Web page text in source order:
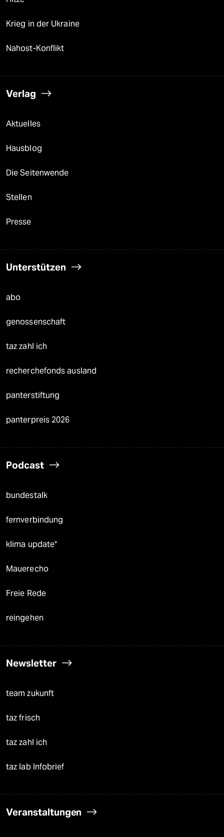
Krieg in der Ukraine
Nahost-Konflikt
Verlag
Aktuelles
Hausblog
Die Seitenwende
Stellen
Presse
Unterstützen
abo
genossenschaft
taz zahl ich
recherchefonds ausland
panterstiftung
panterpreis 2026
Podcast
bundestalk
fernverbindung
klima update°
Mauerecho
Freie Rede
reingehen
Newsletter
team zukunft
taz frisch
taz zahl ich
taz lab Infobrief
Veranstaltungen